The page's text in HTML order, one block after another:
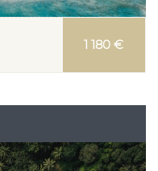
1 180 €